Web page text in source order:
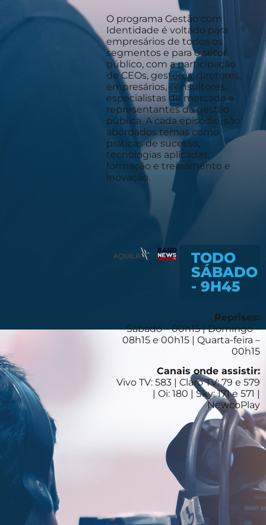
O programa Gestão com
Identidade é voltado para
empresários de todos os
segmentos e para o setor
público, com a participação
de CEOs, gestores, diretores,
empresários, consultores,
especialistas de mercado e
representantes da gestão
pública. A cada episódio, são
abordados temas como
práticas de sucesso,
tecnologias aplicadas,
formação e treinamento e
inovação.
TODO
SÁBADO
- 9H45
Reprises:
Sábado – 00h15 | Domingo –
08h15 e 00h15 | Quarta-feira –
00h15
Canais onde assistir:
Vivo TV: 583 | Claro TV: 79 e 579
| Oi: 180 | Sky: 171 e 571 |
NewcoPlay